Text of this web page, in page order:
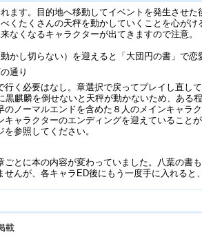
ます。目的地へ移動してイベントを発生させ
くたくさんの天秤を動かしていくことを心がけ
なくなるキャラクターが出てきますので注意
かし切らない）を迎えると「大団円の書」で
通り
く必要はなし。章選択で戻ってプレイし直し
麒麟を倒せないと天秤が動かないため、ある
ノーマルエンドを含めた８人のメインキャラ
ャラクターのエンディングを迎えていることが
を参照してください。
とに本の内容が変わっていました。八葉の書
んが、各キャラED後にもう一度手に入れると
載